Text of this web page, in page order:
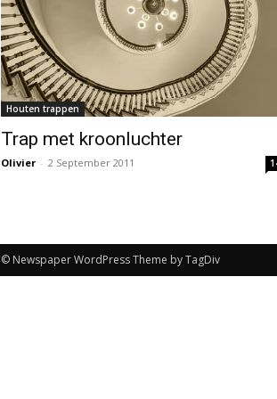
Houten trappen
Trap met kroonluchter
Olivier - 2 September 2011
© Newspaper WordPress Theme by TagDiv